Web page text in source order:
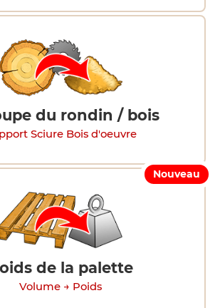
du rondin / bois
Sciure Bois d'oeuvre
Nouveau
de la palette
Volume → Poids